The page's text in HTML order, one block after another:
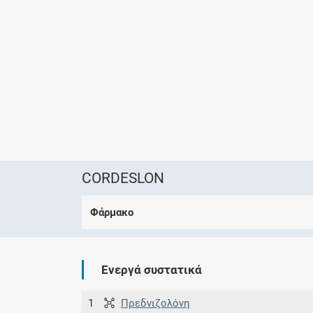
CORDESLON
Φάρμακο
Ενεργά συστατικά
1 Πρεδνιζολόνη